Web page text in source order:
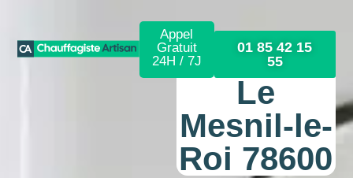
Appel
Gratuit
24H / 7J
01 85 42 15
55
Le
Mesnil-le-
Roi 78600